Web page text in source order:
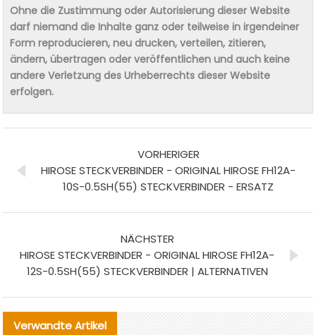
Ohne die Zustimmung oder Autorisierung dieser Website
darf niemand die Inhalte ganz oder teilweise in irgendeiner
Form reproducieren, neu drucken, verteilen, zitieren,
ändern, übertragen oder veröffentlichen und auch keine
andere Verletzung des Urheberrechts dieser Website
erfolgen.
VORHERIGER
HIROSE STECKVERBINDER - ORIGINAL HIROSE FH12A-
10S-0.5SH(55) STECKVERBINDER - ERSATZ
NÄCHSTER
HIROSE STECKVERBINDER - ORIGINAL HIROSE FH12A-
12S-0.5SH(55) STECKVERBINDER | ALTERNATIVEN
Verwandte Artikel